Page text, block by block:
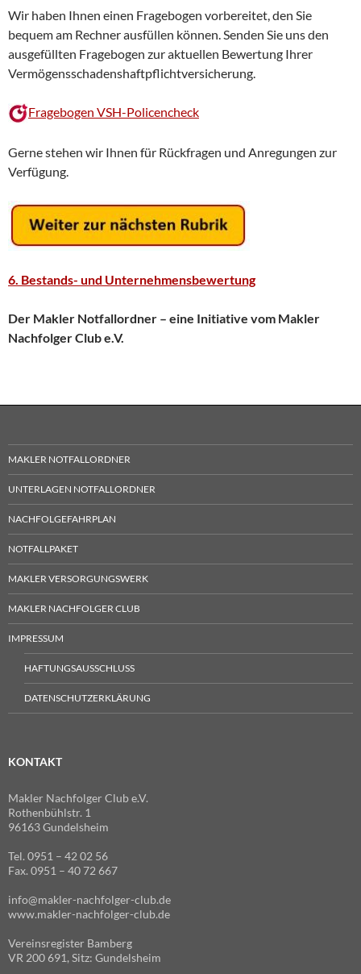
Wir haben Ihnen einen Fragebogen vorbereitet, den Sie
bequem am Rechner ausfüllen können. Senden Sie uns den
ausgefüllten Fragebogen zur aktuellen Bewertung Ihrer
Vermögensschadenshaftpflichtversicherung.
Fragebogen VSH-Policencheck
Gerne stehen wir Ihnen für Rückfragen und Anregungen zur
Verfügung.
6. Bestands- und Unternehmensbewertung
Der Makler Notfallordner – eine Initiative vom Makler
Nachfolger Club e.V.
MAKLER NOTFALLORDNER
UNTERLAGEN NOTFALLORDNER
NACHFOLGEFAHRPLAN
NOTFALLPAKET
MAKLER VERSORGUNGSWERK
MAKLER NACHFOLGER CLUB
IMPRESSUM
HAFTUNGSAUSSCHLUSS
DATENSCHUTZERKLÄRUNG
KONTAKT
Makler Nachfolger Club e.V.
Rothenbühlstr. 1
96163 Gundelsheim
Tel. 0951 – 42 02 56
Fax. 0951 – 40 72 667
info@makler-nachfolger-club.de
www.makler-nachfolger-club.de
Vereinsregister Bamberg
VR 200 691, Sitz: Gundelsheim